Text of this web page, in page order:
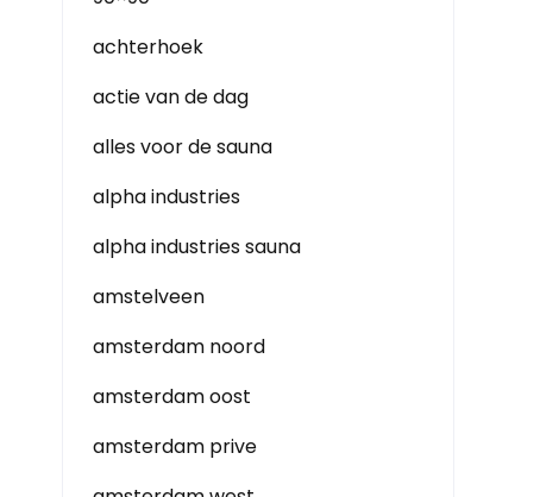
achterhoek
actie van de dag
alles voor de sauna
alpha industries
alpha industries sauna
amstelveen
amsterdam noord
amsterdam oost
amsterdam prive